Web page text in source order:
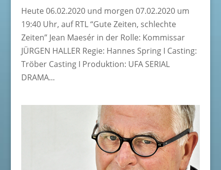
Heute 06.02.2020 und morgen 07.02.2020 um
19:40 Uhr, auf RTL “Gute Zeiten, schlechte
Zeiten” Jean Maesér in der Rolle: Kommissar
JÜRGEN HALLER Regie: Hannes Spring I Casting:
Tröber Casting I Produktion: UFA SERIAL
DRAMA...